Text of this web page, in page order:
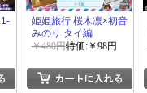
姫姫旅行 桜木凛×初音
みのり タイ編
￥480円特価:￥98円